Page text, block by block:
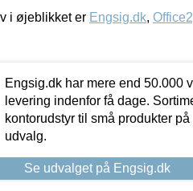
i øjeblikket er Engsig.dk,
Engsig.dk har mere end 50.000
levering indenfor få dage.
kontorudstyr til små produkter
udvalg.
Se udvalget på Engsig.dk